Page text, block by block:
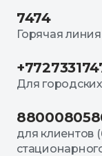
7474
Горячая линия
Для
для клиентов